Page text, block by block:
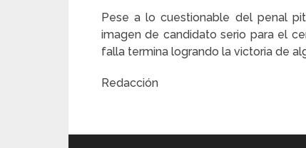
Pese a lo cuestionable del penal
imagen de candidato serio para el
falla termina logrando la victoria de
Redacción